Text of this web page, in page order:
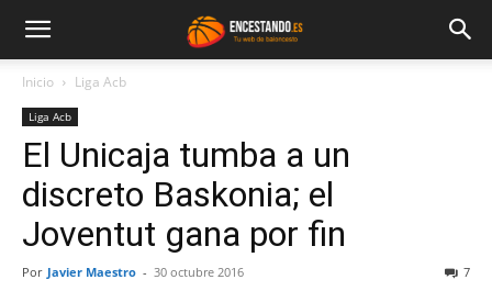
Inicio Liga Acb
Liga Acb
El Unicaja tumba a un
discreto Baskonia; el
Joventut gana por fin
Por Javier Maestro - 30 octubre 2016 7